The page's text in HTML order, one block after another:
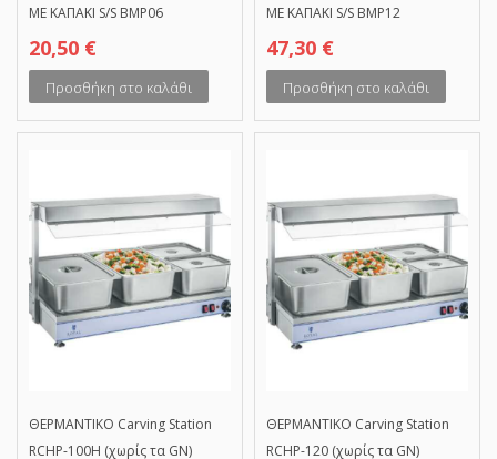
ΜΕ ΚΑΠΑΚΙ S/S BMP06
20,50 €
Προσθήκη στο καλάθι
ΜΕ ΚΑΠΑΚΙ S/S BMP12
47,30 €
Προσθήκη στο καλάθι
ΘΕΡΜΑΝΤΙΚΟ Carving Station
RCHP-100H (χωρίς τα GN)
ΘΕΡΜΑΝΤΙΚΟ Carving Station
RCHP-120 (χωρίς τα GN)